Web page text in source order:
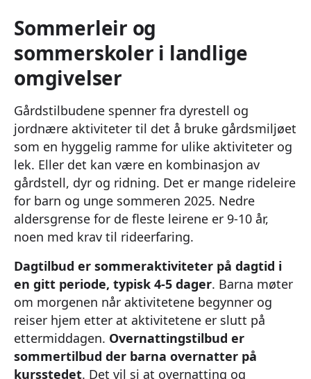
Sommerleir og
sommerskoler i landlige
omgivelser
Gårdstilbudene spenner fra dyrestell og
jordnære aktiviteter til det å bruke gårdsmiljøet
som en hyggelig ramme for ulike aktiviteter og
lek. Eller det kan være en kombinasjon av
gårdstell, dyr og ridning. Det er mange rideleire
for barn og unge sommeren 2025. Nedre
aldersgrense for de fleste leirene er 9-10 år,
noen med krav til rideerfaring.
Dagtilbud er sommeraktiviteter på dagtid i
en gitt periode, typisk 4-5 dager. Barna møter
om morgenen når aktivitetene begynner og
reiser hjem etter at aktivitetene er slutt på
ettermiddagen. Overnattingstilbud er
sommertilbud der barna overnatter på
kursstedet. Det vil si at overnatting og